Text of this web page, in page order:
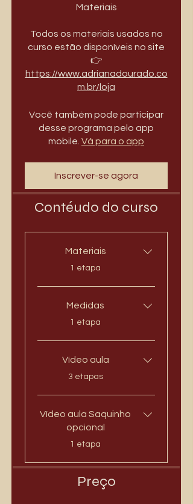
Materiais
Todos os materiais usados no
curso estão disponíveis no site
👉
https://www.adrianadourado.co
m.br/loja
Você também pode participar
desse programa pelo app
mobile. Vá para o app
Inscrever-se agora
Contéudo do curso
Materiais
.
1 etapa
Medidas
.
1 etapa
Vídeo aula
.
3 etapas
Vídeo aula Saquinho
opcional
.
1 etapa
Preço